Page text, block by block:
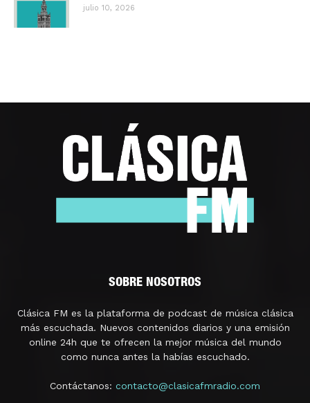
julio 10, 2026
SOBRE NOSOTROS
Clásica FM es la plataforma de podcast de música clásica
más escuchada. Nuevos contenidos diarios y una emisión
online 24h que te ofrecen la mejor música del mundo
como nunca antes la habías escuchado.
Contáctanos: contacto@clasicafmradio.com